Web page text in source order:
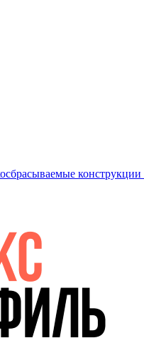
конструкции